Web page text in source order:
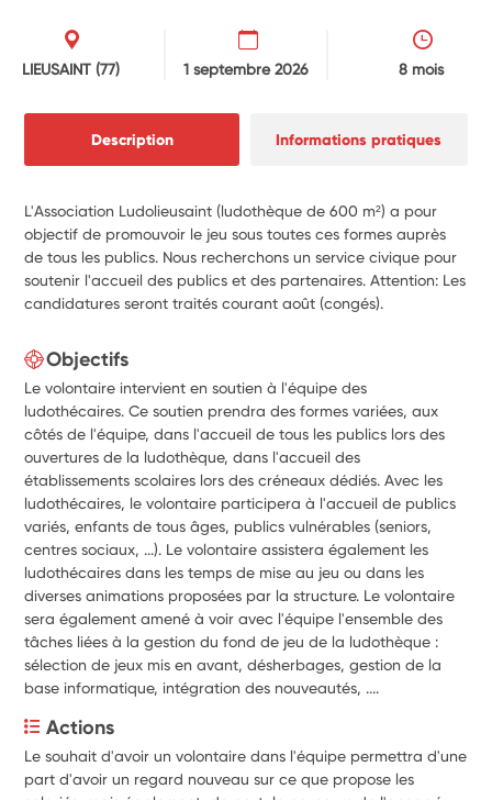
LIEUSAINT(77) 1 septembre 2026 8 mois
Description Informations pratiques
L'Association Ludolieusaint (ludothèque de 600 m²) a pour
objectif de promouvoir le jeu sous toutes ces formes auprès
de tous les publics. Nous recherchons un service civique pour
soutenir l'accueil des publics et des partenaires. Attention: Les
candidatures seront traités courant août (congés).
Objectifs
Le volontaire intervient en soutien à l'équipe des
ludothécaires. Ce soutien prendra des formes variées, aux
côtés de l'équipe, dans l'accueil de tous les publics lors des
ouvertures de la ludothèque, dans l'accueil des
établissements scolaires lors des créneaux dédiés. Avec les
ludothécaires, le volontaire participera à l'accueil de publics
variés, enfants de tous âges, publics vulnérables (seniors,
centres sociaux, ...). Le volontaire assistera également les
ludothécaires dans les temps de mise au jeu ou dans les
diverses animations proposées par la structure. Le volontaire
sera également amené à voir avec l'équipe l'ensemble des
tâches liées à la gestion du fond de jeu de la ludothèque :
sélection de jeux mis en avant, désherbages, gestion de la
base informatique, intégration des nouveautés, ....
Actions
Le souhait d'avoir un volontaire dans l'équipe permettra d'une
part d'avoir un regard nouveau sur ce que propose les